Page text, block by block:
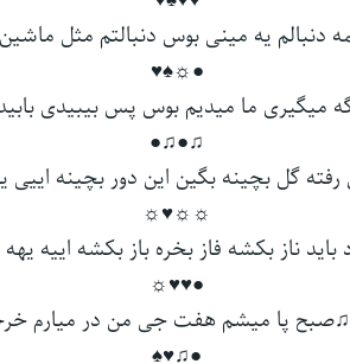
دﻧﺒﺎﻟﻢ ﻳﻪ ﻣﻴﻨﻰ ﺑﻮس دﻧﺒﺎﻟﺘﻢ ﻣﺜﻞ
●☼♠♥
ﻣﻴﮕﻴﺮی ﻣﺎ ﻣﻴﺪﻳﻢ ﺑﻮس ﭘﺲ ﺑﻴﺒﻴﺪی
♫●♫●
ﮔﻞ ﺑﭽﻴﻨﻪ ﺑﮕﻴﻦ اﻳﻦ دور ﺑﭽﻴﻨﻪ اﻳﻴﻰ
☼☼♥☼
ﻧﺎز ﺑﻜﺸﻪ ﻓﺎز ﺑﺨﺮه ﺑﺎز ﺑﻜﺸﻪ اﻳﻴﻪ ﻳﻬﻪ
●♥♥☼
ﭘﺎ ﻣﻴﺸﻢ ﻫﻔﺖ ﺟﻰ ﻣﻦ در ﻣﻴﺎرم
●♫♥♠